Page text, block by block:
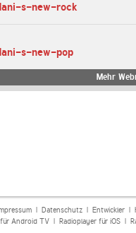
s-new-rock
s-new-pop
Mehr
| Datenschutz| Entwickler|
Android TV| Radioplayer für iOS|